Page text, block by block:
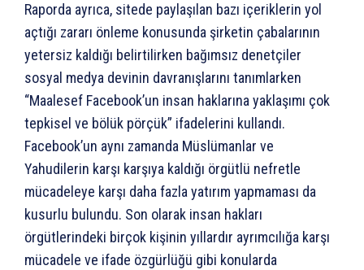
Raporda ayrıca, sitede paylaşılan bazı içeriklerin yol
açtığı zararı önleme konusunda şirketin çabalarının
yetersiz kaldığı belirtilirken bağımsız denetçiler
sosyal medya devinin davranışlarını tanımlarken
“Maalesef Facebook’un insan haklarına yaklaşımı çok
tepkisel ve bölük pörçük” ifadelerini kullandı.
Facebook’un aynı zamanda Müslümanlar ve
Yahudilerin karşı karşıya kaldığı örgütlü nefretle
mücadeleye karşı daha fazla yatırım yapmaması da
kusurlu bulundu. Son olarak insan hakları
örgütlerindeki birçok kişinin yıllardır ayrımcılığa karşı
mücadele ve ifade özgürlüğü gibi konularda